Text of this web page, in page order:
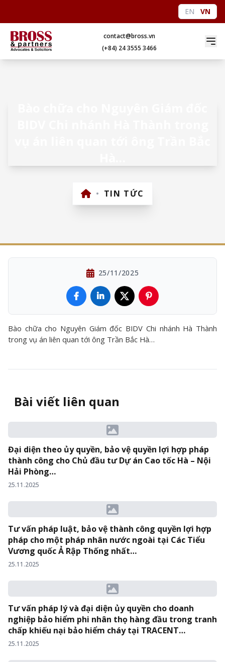
EN VN
contact@bross.vn
(+84) 24 3555 3466
• TIN TỨC
25/11/2025
Bào chữa cho Nguyên Giám đốc BIDV Chi nhánh Hà Thành
trong vụ án liên quan tới ông Trần Bắc Hà…
Bài viết liên quan
Đại diện theo ủy quyền, bảo vệ quyền lợi hợp pháp
thành công cho Chủ đầu tư Dự án Cao tốc Hà – Nội
Hải Phòng…
25.11.2025
Tư vấn pháp luật, bảo vệ thành công quyền lợi hợp
pháp cho một pháp nhân nước ngoài tại Các Tiểu
Vương quốc Ả Rập Thống nhất…
25.11.2025
Tư vấn pháp lý và đại diện ủy quyền cho doanh
nghiệp bảo hiểm phi nhân thọ hàng đầu trong tranh
chấp khiếu nại bảo hiểm cháy tại TRACENT…
25.11.2025